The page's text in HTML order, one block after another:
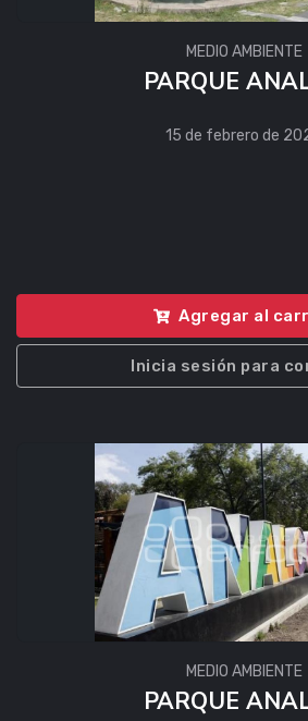
MEDIO AMBIENTE
PARQUE
15 de febrero de
Agregar al
Inicia sesión para
MEDIO AMBIENTE
PARQUE